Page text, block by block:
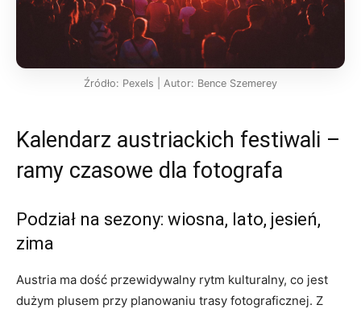
Źródło: Pexels | Autor: Bence Szemerey
Kalendarz austriackich festiwali –
ramy czasowe dla fotografa
Podział na sezony: wiosna, lato, jesień,
zima
Austria ma dość przewidywalny rytm kulturalny, co jest
dużym plusem przy planowaniu trasy fotograficznej. Z